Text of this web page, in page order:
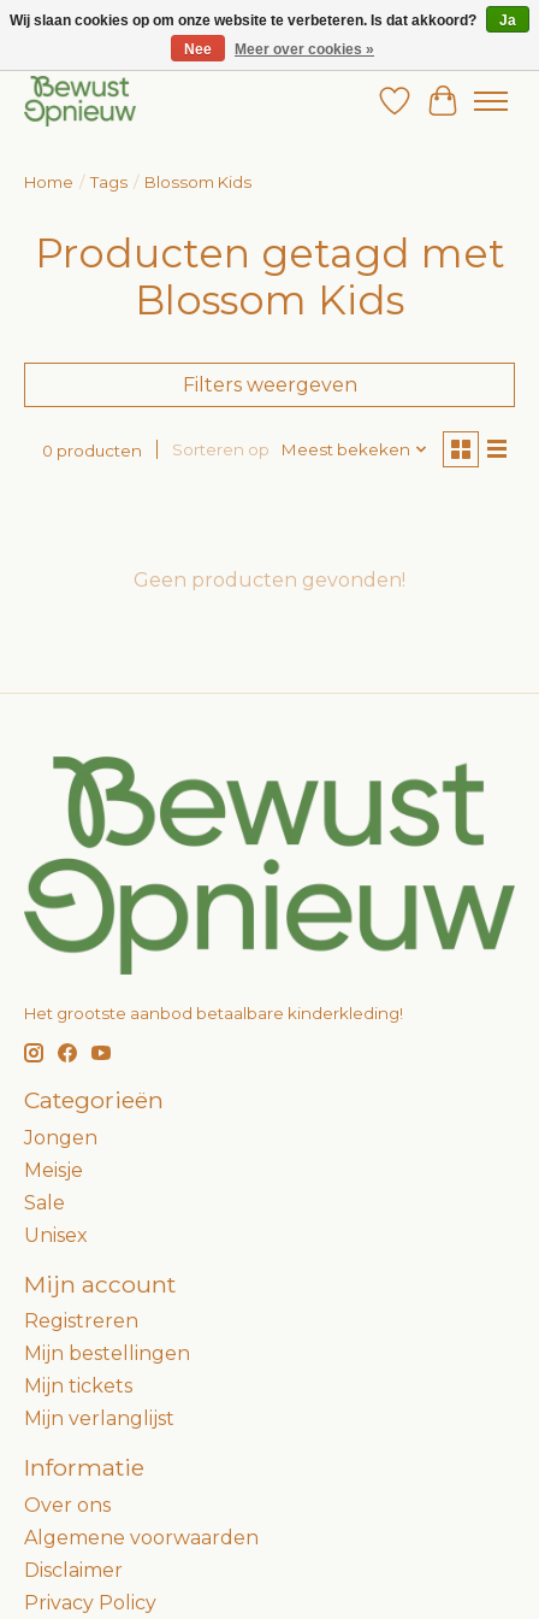
Wij bieden het grootste aanbod in betaalbare kinderkleding!
Verlanglijst
Home / Tags / Blossom Kids
Producten getagd met
Blossom Kids
Filters weergeven
0 producten Sorteren op Meest bekeken
Geen producten gevonden!
Het grootste aanbod betaalbare kinderkleding!
Categorieën
Jongen
Meisje
Sale
Unisex
Mijn account
Registreren
Mijn bestellingen
Mijn tickets
Mijn verlanglijst
Informatie
Over ons
Algemene voorwaarden
Disclaimer
Privacy Policy
Wij slaan cookies op om onze website te verbeteren. Is dat akkoord?
Ja
Nee
Meer over cookies »